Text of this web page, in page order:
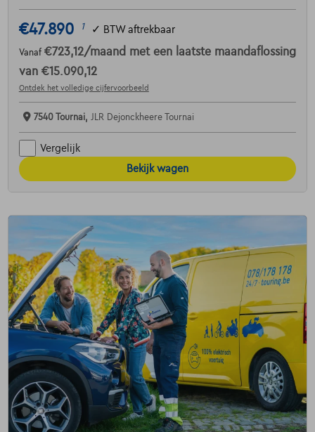
€47.890 1 ✓ BTW aftrekbaar
Vanaf €723,12/maand met een laatste maandaflossing
van €15.090,12
Ontdek het volledige cijfervoorbeeld
7540 Tournai, JLR Dejonckheere Tournai
Vergelijk
Bekijk wagen